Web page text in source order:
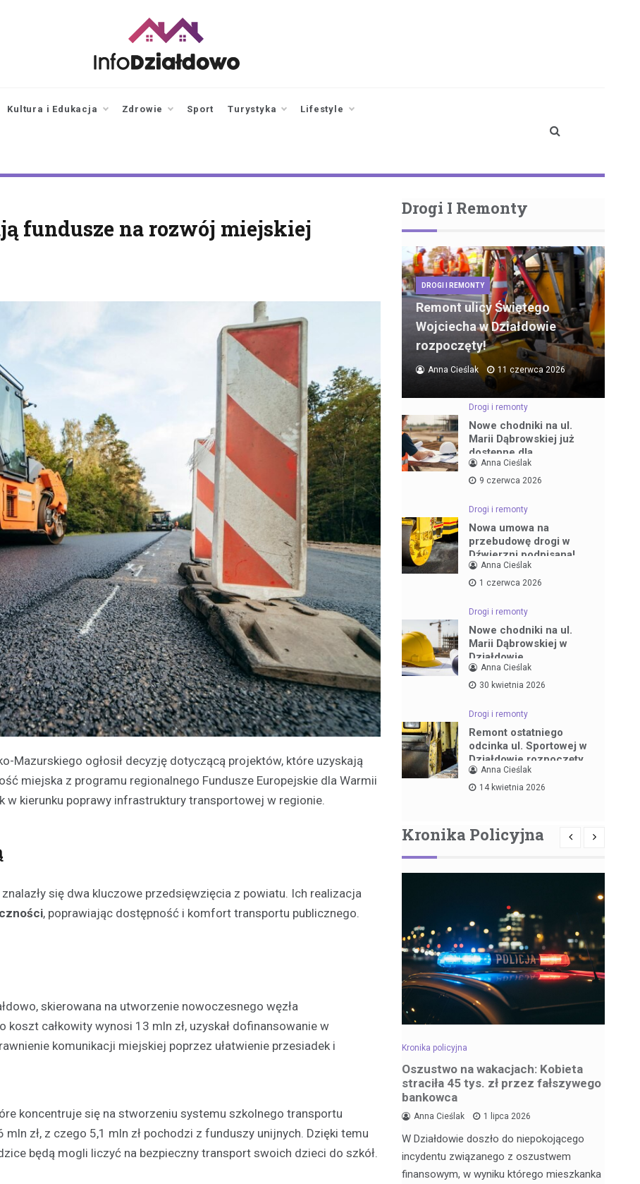
Kultura i Edukacja Zdrowie Sport Turystyka Lifestyle
fundusze na rozwój miejskiej
Mazurskiego ogłosił decyzję dotyczącą projektów, które uzyskają
miejska z programu regionalnego Fundusze Europejskie dla Warmii
kierunku poprawy infrastruktury transportowej w regionie.
się dwa kluczowe przedsięwzięcia z powiatu. Ich realizacja
, poprawiając dostępność i komfort transportu publicznego.
skierowana na utworzenie nowoczesnego węzła
całkowity wynosi 13 mln zł, uzyskał dofinansowanie w
komunikacji miejskiej poprzez ułatwienie przesiadek i
koncentruje się na stworzeniu systemu szkolnego transportu
zł, z czego 5,1 mln zł pochodzi z funduszy unijnych. Dzięki temu
będą mogli liczyć na bezpieczny transport swoich dzieci do szkół.
Drogi I Remonty
DROGI I REMONTY
Remont ulicy Świętego
Wojciecha w Działdowie
rozpoczęty!
Anna Cieślak 11 czerwca 2026
Drogi i remonty
Nowe chodniki na ul.
Marii Dąbrowskiej już
dostępne dla
mieszkańców
Anna Cieślak
9 czerwca 2026
Drogi i remonty
Nowa umowa na
przebudowę drogi w
Dźwierzni podpisana!
Anna Cieślak
1 czerwca 2026
Drogi i remonty
Nowe chodniki na ul.
Marii Dąbrowskiej w
Działdowie
Anna Cieślak
30 kwietnia 2026
Drogi i remonty
Remont ostatniego
odcinka ul. Sportowej w
Działdowie rozpoczęty
Anna Cieślak
14 kwietnia 2026
Kronika Policyjna
Kronika policyjna
poszukiwanie zaginionej 17-letniej Julii
Wierzbowskiej. Dziewczyna zaginęła 17
Kronika policyjna
Oszustwo na wakacjach: Kobieta
straciła 45 tys. zł przez fałszywego
bankowca
Anna Cieślak 1 lipca 2026
W Działdowie doszło do niepokojącego
incydentu związanego z oszustwem
finansowym, w wyniku którego mieszkanka